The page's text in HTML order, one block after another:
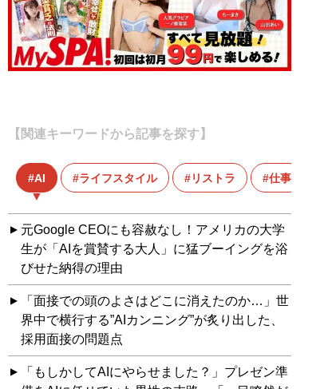
【関連キーワードから記事を探す】
AI ライフスタイル リストラ 仕事
元Google CEOにも容赦なし！アメリカの大学
生が「AIを賞賛する大人」に猛ブーイングを浴
びせた納得の理由
「面接での頭のよさはどこに消えたのか…」世
界中で横行する”AIカンニング”が炙り出した、
採用面接の問題点
「もしかしてAIにやらせました？」プレゼン準